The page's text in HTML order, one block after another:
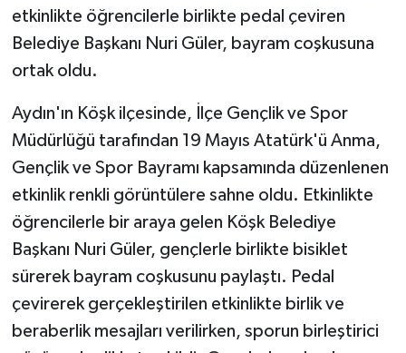
etkinlikte öğrencilerle birlikte pedal çeviren
Belediye Başkanı Nuri Güler, bayram coşkusuna
ortak oldu.
Aydın'ın Köşk ilçesinde, İlçe Gençlik ve Spor
Müdürlüğü tarafından 19 Mayıs Atatürk'ü Anma,
Gençlik ve Spor Bayramı kapsamında düzenlenen
etkinlik renkli görüntülere sahne oldu. Etkinlikte
öğrencilerle bir araya gelen Köşk Belediye
Başkanı Nuri Güler, gençlerle birlikte bisiklet
sürerek bayram coşkusunu paylaştı. Pedal
çevirerek gerçekleştirilen etkinlikte birlik ve
beraberlik mesajları verilirken, sporun birleştirici